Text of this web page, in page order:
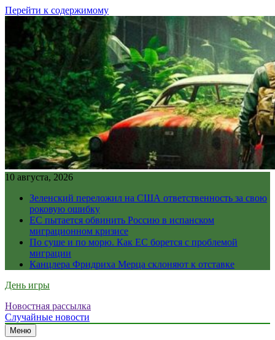
Перейти к содержимому
10 августа, 2026
Зеленский переложил на США ответственность за свою
роковую ошибку
ЕС пытается обвинить Россию в испанском
миграционном кризисе
По суше и по морю. Как ЕС борется с проблемой
миграции
Канцлера Фридриха Мерца склоняют к отставке
День игры
Новостная рассылка
Случайные новости
Меню